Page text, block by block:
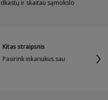
ir skaitau sąmokslo
Kitas straipsnis
Pasirink inkariukus sau